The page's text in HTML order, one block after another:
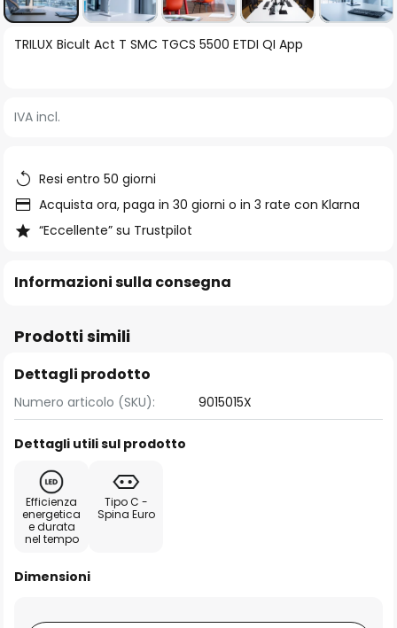
Vai
TRILUX Bicult Act T SMC TGCS 5500 ETDI QI App
IVA incl.
Resi entro 50 giorni
Acquista ora, paga in 30 giorni o in 3 rate con Klarna
“Eccellente” su Trustpilot
Informazioni sulla consegna
Prodotti simili
Dettagli prodotto
Numero articolo (SKU): 9015015X
Dettagli utili sul prodotto
Efficienza
energetica
e durata
nel tempo
Tipo C -
Spina Euro
Dimensioni